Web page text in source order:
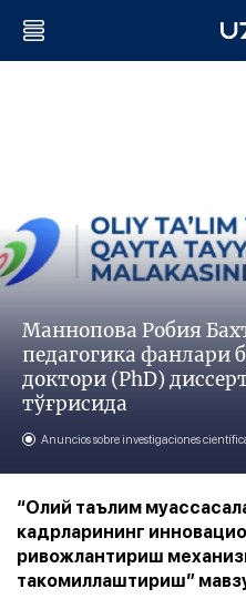
Маннопова Робия
педагогика фанлари
доктори (PhD)
тўғрисида
Anuncios sobre investigaciones
“Олий таълим
кадрларининг
ривожлантириш
такомиллаштириш”